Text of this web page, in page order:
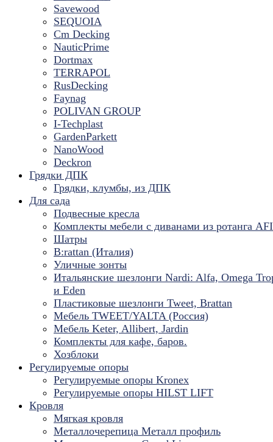
Savewood
SEQUOIA
Cm Decking
NauticPrime
Dortmax
TERRAPOL
RusDecking
Faynag
POLIVAN GROUP
I-Techplast
GardenParkett
NanoWood
Deckron
Грядки ДПК
Грядки, клумбы, из ДПК
Для сада
Подвесные кресла
Комплекты мебели с диванами из ротанга
Шатры
B:rattan (Италия)
Уличные зонты
Итальянские шезлонги Nardi: Alfa, Omega
и Eden
Пластиковые шезлонги Tweet, Brattan
Мебель TWEET/YALTA (Россия)
Мебель Keter, Allibert, Jardin
Комплекты для кафе, баров.
Хозблоки
Регулируемые опоры
Регулируемые опоры Kronex
Регулируемые опоры HILST LIFT
Кровля
Мягкая кровля
Металлочерепица Металл профиль